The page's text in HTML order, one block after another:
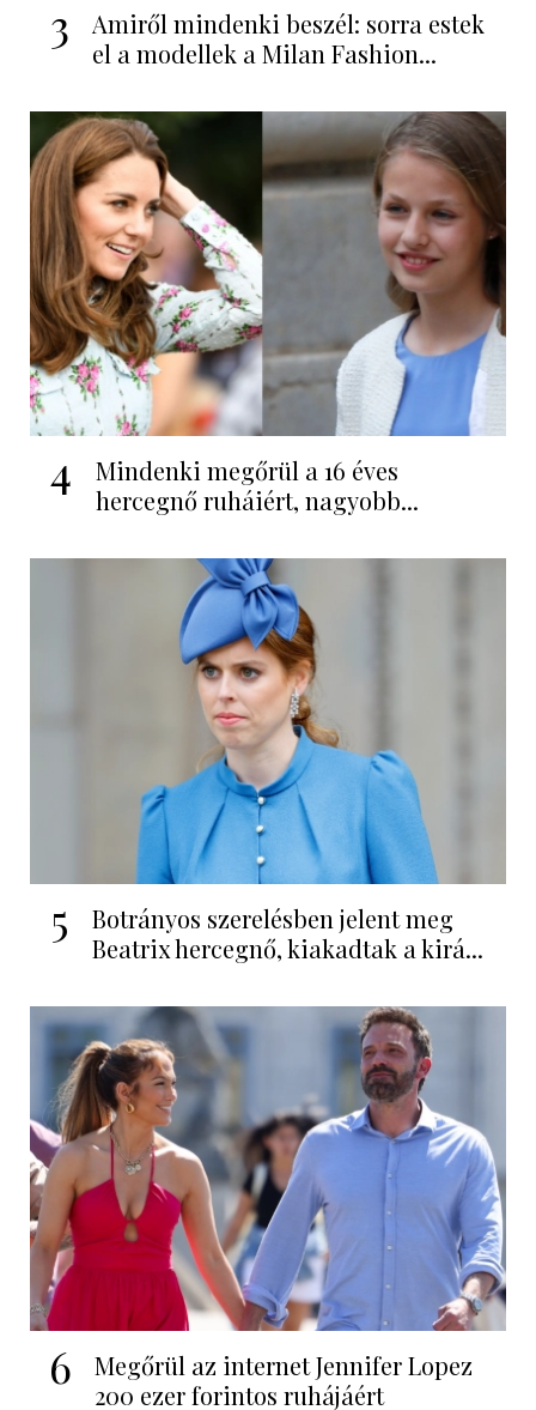
3
Amiről mindenki beszél: sorra estek
el a modellek a Milan Fashion...
4
Mindenki megőrül a 16 éves
hercegnő ruháiért, nagyobb...
5
Botrányos szerelésben jelent meg
Beatrix hercegnő, kiakadtak a kirá...
6
Megőrül az internet Jennifer Lopez
200 ezer forintos ruhájáért